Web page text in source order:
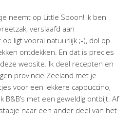
neemt op Little Spoon! Ik ben
verslaafd aan
ligt vooral natuurlijk ;-), dol op
ontdekken. En dat is precies
website. Ik deel recepten en
provincie Zeeland met je.
voor een lekkere cappuccino,
B&B’s met een geweldig ontbijt. Af
naar een ander deel van het